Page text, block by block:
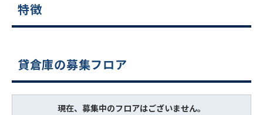
特徴
貸倉庫の募集フロア
現在、募集中のフロアはございません。